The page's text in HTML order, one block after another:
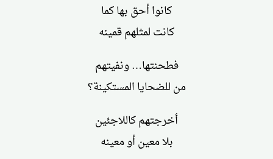
كانوا أحق بها كما
كانت لمثلهم قمينه
فطحنتها… ونفيتهم
من للضحايا المستكينة؟
أخرجتهم كاللاجئين
بلا معين أو معينه